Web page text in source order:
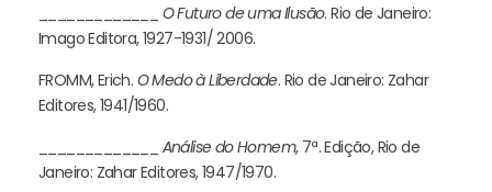
O Futuro de uma Ilusão. Rio de Janeiro:
Imago Editora, 1927-1931/ 2006.
FROMM, Erich. O Medo à Liberdade. Rio de Janeiro: Zahar
Editores, 1941/1960.
Análise do Homem, 7ª. Edição, Rio de
Janeiro: Zahar Editores, 1947/1970.